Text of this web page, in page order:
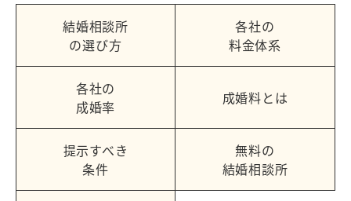
結婚相談所
の選び方
各社の
料金体系
各社の
成婚率
成婚料とは
提示すべき
条件
無料の
結婚相談所